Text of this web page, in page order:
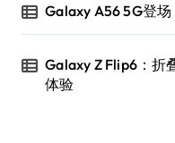
Galaxy A56 5G登场
Galaxy Z Flip6：折
体验